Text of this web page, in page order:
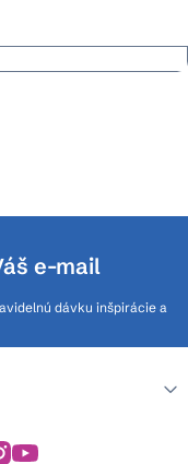
e-mail
dávku inšpirácie a